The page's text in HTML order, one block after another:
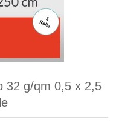
32 g/qm 0,5 x 2,5